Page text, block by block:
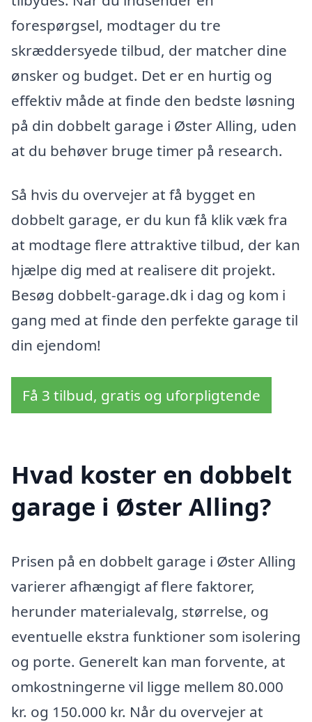
forespørgsel, modtager du tre
skræddersyede tilbud, der matcher dine
ønsker og budget. Det er en hurtig og
effektiv måde at finde den bedste løsning
på din dobbelt garage i Øster Alling, uden
at du behøver bruge timer på research.
Så hvis du overvejer at få bygget en
dobbelt garage, er du kun få klik væk fra
at modtage flere attraktive tilbud, der kan
hjælpe dig med at realisere dit projekt.
Besøg dobbelt-garage.dk i dag og kom i
gang med at finde den perfekte garage til
din ejendom!
Få 3 tilbud, gratis og uforpligtende
Hvad koster en dobbelt
garage i Øster Alling?
Prisen på en dobbelt garage i Øster Alling
varierer afhængigt af flere faktorer,
herunder materialevalg, størrelse, og
eventuelle ekstra funktioner som isolering
og porte. Generelt kan man forvente, at
omkostningerne vil ligge mellem 80.000
kr. og 150.000 kr. Når du overvejer at